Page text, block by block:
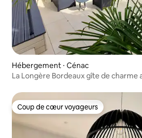
Hébergement ⋅ Cénac
La Longère Bordeaux gîte de charme
Coup de cœur voyageurs
Coup de cœur voyageurs